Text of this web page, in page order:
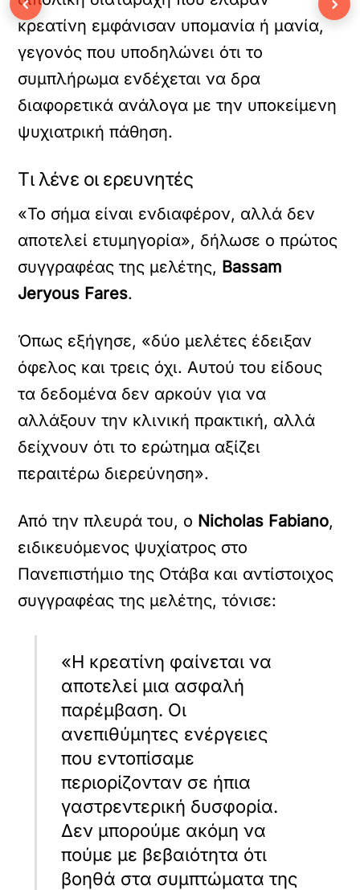
κρεατίνη εμφάνισαν υπομανία ή μανία,
γεγονός που υποδηλώνει ότι το
συμπλήρωμα ενδέχεται να δρα
διαφορετικά ανάλογα με την υποκείμενη
ψυχιατρική πάθηση.
Τι λένε οι ερευνητές
«Το σήμα είναι ενδιαφέρον, αλλά δεν
αποτελεί ετυμηγορία», δήλωσε ο πρώτος
συγγραφέας της μελέτης, Bassam
Jeryous Fares.
Όπως εξήγησε, «δύο μελέτες έδειξαν
όφελος και τρεις όχι. Αυτού του είδους
τα δεδομένα δεν αρκούν για να
αλλάξουν την κλινική πρακτική, αλλά
δείχνουν ότι το ερώτημα αξίζει
περαιτέρω διερεύνηση».
Από την πλευρά του, ο Nicholas Fabiano,
ειδικευόμενος ψυχίατρος στο
Πανεπιστήμιο της Οτάβα και αντίστοιχος
συγγραφέας της μελέτης, τόνισε:
«Η κρεατίνη φαίνεται να
αποτελεί μια ασφαλή
παρέμβαση. Οι
ανεπιθύμητες ενέργειες
που εντοπίσαμε
περιορίζονταν σε ήπια
γαστρεντερική δυσφορία.
Δεν μπορούμε ακόμη να
πούμε με βεβαιότητα ότι
βοηθά στα συμπτώματα της